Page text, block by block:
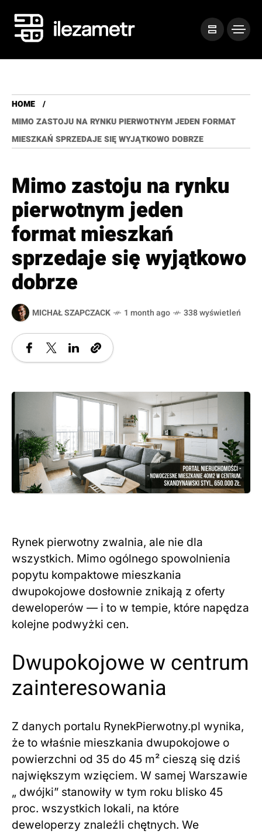
HOME
MIMO ZASTOJU NA RYNKU PIERWOTNYM JEDEN FORMAT
MIESZKAŃ SPRZEDAJE SIĘ WYJĄTKOWO DOBRZE
Mimo zastoju na rynku
pierwotnym jeden
format mieszkań
sprzedaje się wyjątkowo
dobrze
MICHAŁ SZAPCZACK 1 month ago 338 wyświetleń
Rynek pierwotny zwalnia, ale nie dla
wszystkich. Mimo ogólnego spowolnienia
popytu kompaktowe mieszkania
dwupokojowe dosłownie znikają z oferty
deweloperów — i to w tempie, które napędza
kolejne podwyżki cen.
Dwupokojowe w centrum
zainteresowania
Z danych portalu RynekPierwotny.pl wynika,
że to właśnie mieszkania dwupokojowe o
powierzchni od 35 do 45 m² cieszą się dziś
największym wzięciem. W samej Warszawie
„ dwójki” stanowiły w tym roku blisko 45
proc. wszystkich lokali, na które
deweloperzy znaleźli chętnych. We